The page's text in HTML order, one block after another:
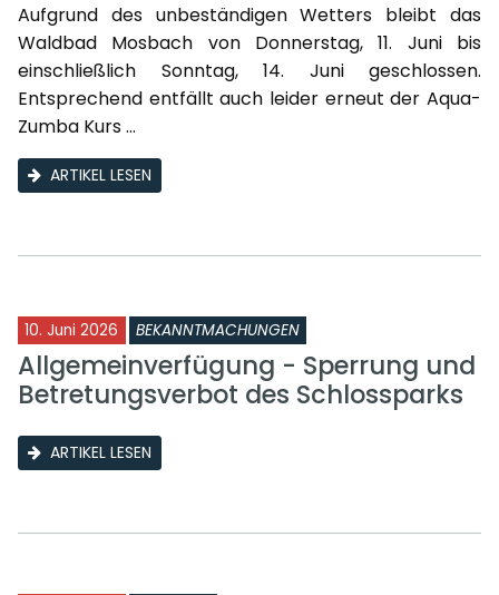
Aufgrund des unbeständigen Wetters bleibt das
Waldbad Mosbach von Donnerstag, 11. Juni bis
einschließlich Sonntag, 14. Juni geschlossen.
Entsprechend entfällt auch leider erneut der Aqua-
Zumba Kurs ...
ARTIKEL LESEN
10. Juni 2026 BEKANNTMACHUNGEN
Allgemeinverfügung - Sperrung und
Betretungsverbot des Schlossparks
ARTIKEL LESEN